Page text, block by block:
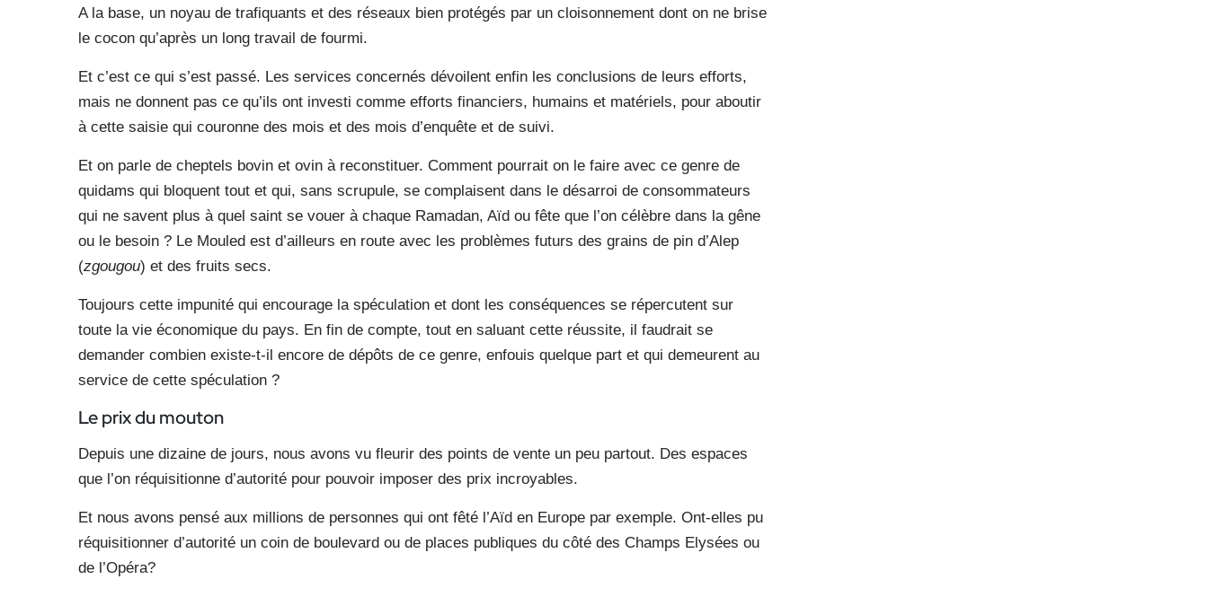
A la base, un noyau de trafiquants et des réseaux bien protégés par un cloisonnement dont on ne brise
le cocon qu’après un long travail de fourmi.
Et c’est ce qui s’est passé. Les services concernés dévoilent enfin les conclusions de leurs efforts,
mais ne donnent pas ce qu’ils ont investi comme efforts financiers, humains et matériels, pour aboutir
à cette saisie qui couronne des mois et des mois d’enquête et de suivi.
Et on parle de cheptels bovin et ovin à reconstituer. Comment pourrait on le faire avec ce genre de
quidams qui bloquent tout et qui, sans scrupule, se complaisent dans le désarroi de consommateurs
qui ne savent plus à quel saint se vouer à chaque Ramadan, Aïd ou fête que l’on célèbre dans la gêne
ou le besoin ? Le Mouled est d’ailleurs en route avec les problèmes futurs des grains de pin d’Alep
(zgougou) et des fruits secs.
Toujours cette impunité qui encourage la spéculation et dont les conséquences se répercutent sur
toute la vie économique du pays. En fin de compte, tout en saluant cette réussite, il faudrait se
demander combien existe-t-il encore de dépôts de ce genre, enfouis quelque part et qui demeurent au
service de cette spéculation ?
Le prix du mouton
Depuis une dizaine de jours, nous avons vu fleurir des points de vente un peu partout. Des espaces
que l’on réquisitionne d’autorité pour pouvoir imposer des prix incroyables.
Et nous avons pensé aux millions de personnes qui ont fêté l’Aïd en Europe par exemple. Ont-elles pu
réquisitionner d’autorité un coin de boulevard ou de places publiques du côté des Champs Elysées ou
de l’Opéra?